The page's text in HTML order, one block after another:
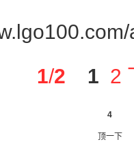
1/2 1 2
4
顶一下